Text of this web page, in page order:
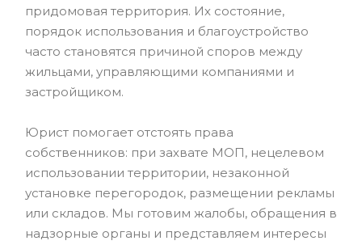
придомовая территория. Их состояние,
порядок использования и благоустройство
часто становятся причиной споров между
жильцами, управляющими компаниями и
застройщиком.
Юрист помогает отстоять права
собственников: при захвате МОП, нецелевом
использовании территории, незаконной
установке перегородок, размещении рекламы
или складов. Мы готовим жалобы, обращения в
надзорные органы и представляем интересы